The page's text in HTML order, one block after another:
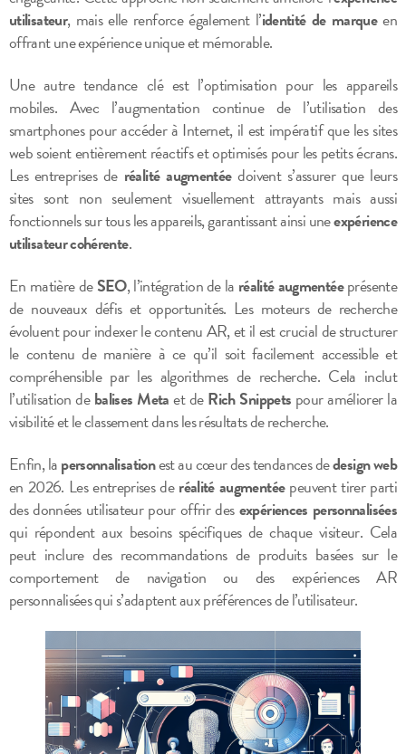
utilisateur, mais elle renforce également l’identité de marqueen
offrant une expérience unique et mémorable.
Une autre tendance clé est l’optimisation pour les appareils
mobiles. Avec l’augmentation continue de l’utilisation des
smartphones pour accéder à Internet, il est impératif que les sites
web soient entièrement réactifs et optimisés pour les petits écrans.
Les entreprises de réalité augmentéedoivent s’assurer que leurs
sites sont non seulement visuellement attrayants mais aussi
fonctionnels sur tous les appareils, garantissant ainsi uneexpérience
utilisateur cohérente.
En matière deSEO, l’intégration de la réalité augmentéeprésente
de nouveaux défis et opportunités. Les moteurs de recherche
évoluent pour indexer le contenu AR, et il est crucial de structurer
le contenu de manière à ce qu’il soit facilement accessible et
compréhensible par les algorithmes de recherche. Cela inclut
l’utilisation debalises Metaet deRich Snippets pour améliorer la
visibilité et le classement dans les résultats de recherche.
Enfin, lapersonnalisationest au cœur des tendances dedesign web
en 2026. Les entreprises deréalité augmentéepeuvent tirer parti
des données utilisateur pour offrir desexpériences personnalisées
qui répondent aux besoins spécifiques de chaque visiteur. Cela
peut inclure des recommandations de produits basées sur le
comportement de navigation ou des expériences AR
personnalisées qui s’adaptent aux préférences de l’utilisateur.